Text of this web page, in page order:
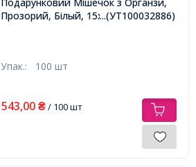
Прозорий, Білый, 15х10см,...(УТ100032886)
Упак.: 100 шт
543,00 ₴/ 100 шт